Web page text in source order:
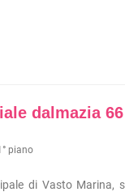
dalmazia 66
piano
di Vasto Marina,